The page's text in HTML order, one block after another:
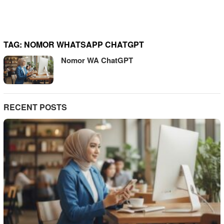
TAG: NOMOR WHATSAPP CHATGPT
Nomor WA ChatGPT
RECENT POSTS